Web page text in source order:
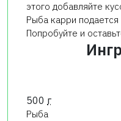
этого добавляйте
Рыба карри
Попробуйте и
500 г
Рыба